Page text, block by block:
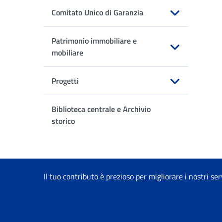
Comitato Unico di Garanzia
Apri sottomenu
Patrimonio immobiliare e
mobiliare
Apri sottomenu
Progetti
Apri sottomenu
Biblioteca centrale e Archivio
storico
Il tuo contributo è prezioso per migliorare i nostri